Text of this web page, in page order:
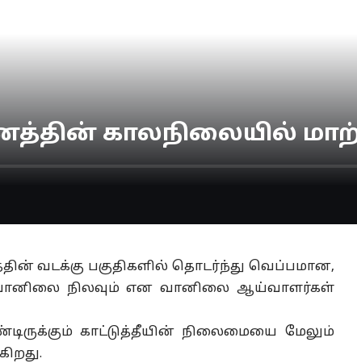
காலநிலையில்
வடக்கு பகுதிகளில் தொடர்ந்து வெப்பமான,
நிலவும் என வானிலை ஆய்வாளர்கள்
காட்டுத்தீயின் நிலைமையை மேலும்